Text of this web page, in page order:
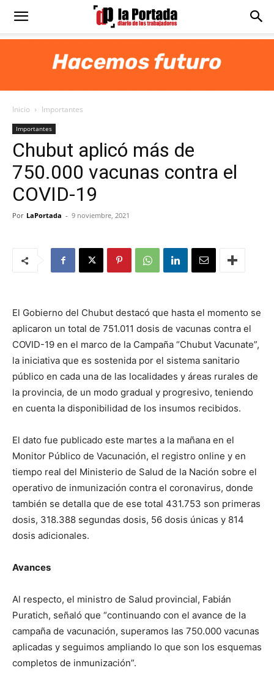
Diario
Portada
Inicio Importantes
Importantes
Chubut aplicó más de
750.000 vacunas contra el
COVID-19
Por LaPortada - 9 noviembre, 2021
El Gobierno del Chubut destacó que hasta el momento se
aplicaron un total de 751.011 dosis de vacunas contra el
COVID-19 en el marco de la Campaña “Chubut Vacunate”,
la iniciativa que es sostenida por el sistema sanitario
público en cada una de las localidades y áreas rurales de
la provincia, de un modo gradual y progresivo, teniendo
en cuenta la disponibilidad de los insumos recibidos.
El dato fue publicado este martes a la mañana en el
Monitor Público de Vacunación, el registro online y en
tiempo real del Ministerio de Salud de la Nación sobre el
operativo de inmunización contra el coronavirus, donde
también se detalla que de ese total 431.753 son primeras
dosis, 318.388 segundas dosis, 56 dosis únicas y 814
dosis adicionales.
Avances
Al respecto, el ministro de Salud provincial, Fabián
Puratich, señaló que “continuando con el avance de la
campaña de vacunación, superamos las 750.000 vacunas
aplicadas y seguimos ampliando lo que son los esquemas
completos de inmunización”.